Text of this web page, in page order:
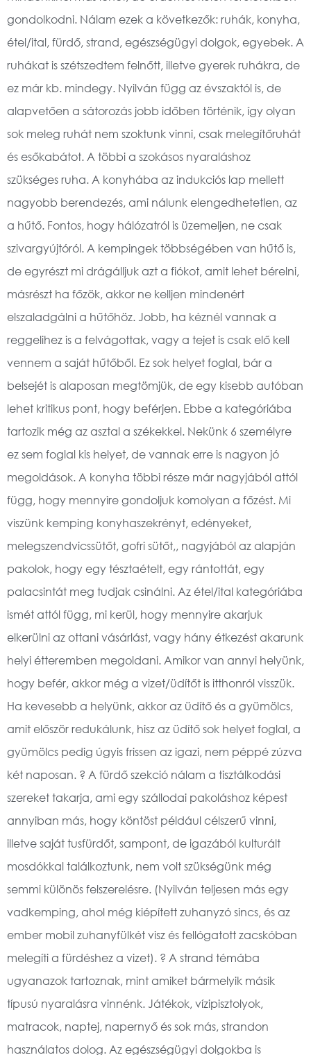
gondolkodni. Nálam ezek a következők: ruhák, konyha,
étel/ital, fürdő, strand, egészségügyi dolgok, egyebek. A
ruhákat is szétszedtem felnőtt, illetve gyerek ruhákra, de
ez már kb. mindegy. Nyilván függ az évszaktól is, de
alapvetően a sátorozás jobb időben történik, így olyan
sok meleg ruhát nem szoktunk vinni, csak melegítőruhát
és esőkabátot. A többi a szokásos nyaraláshoz
szükséges ruha. A konyhába az indukciós lap mellett
nagyobb berendezés, ami nálunk elengedhetetlen, az
a hűtő. Fontos, hogy hálózatról is üzemeljen, ne csak
szivargyújtóról. A kempingek többségében van hűtő is,
de egyrészt mi drágálljuk azt a fiókot, amit lehet bérelni,
másrészt ha főzök, akkor ne kelljen mindenért
elszaladgálni a hűtőhöz. Jobb, ha kéznél vannak a
reggelihez is a felvágottak, vagy a tejet is csak elő kell
vennem a saját hűtőből. Ez sok helyet foglal, bár a
belsejét is alaposan megtömjük, de egy kisebb autóban
lehet kritikus pont, hogy beférjen. Ebbe a kategóriába
tartozik még az asztal a székekkel. Nekünk 6 személyre
ez sem foglal kis helyet, de vannak erre is nagyon jó
megoldások. A konyha többi része már nagyjából attól
függ, hogy mennyire gondoljuk komolyan a főzést. Mi
viszünk kemping konyhaszekrényt, edényeket,
melegszendvicssütőt, gofri sütőt,, nagyjából az alapján
pakolok, hogy egy tésztaételt, egy rántottát, egy
palacsintát meg tudjak csinálni. Az étel/ital kategóriába
ismét attól függ, mi kerül, hogy mennyire akarjuk
elkerülni az ottani vásárlást, vagy hány étkezést akarunk
helyi étteremben megoldani. Amikor van annyi helyünk,
hogy befér, akkor még a vizet/üdítőt is itthonról visszük.
Ha kevesebb a helyünk, akkor az üdítő és a gyümölcs,
amit először redukálunk, hisz az üdítő sok helyet foglal, a
gyümölcs pedig úgyis frissen az igazi, nem péppé zúzva
két naposan. ? A fürdő szekció nálam a tisztálkodási
szereket takarja, ami egy szállodai pakoláshoz képest
annyiban más, hogy köntöst például célszerű vinni,
illetve saját tusfürdőt, sampont, de igazából kulturált
mosdókkal találkoztunk, nem volt szükségünk még
semmi különös felszerelésre. (Nyilván teljesen más egy
vadkemping, ahol még kiépített zuhanyzó sincs, és az
ember mobil zuhanyfülkét visz és fellógatott zacskóban
melegíti a fürdéshez a vizet). ? A strand témába
ugyanazok tartoznak, mint amiket bármelyik másik
típusú nyaralásra vinnénk. Játékok, vízipisztolyok,
matracok, naptej, napernyő és sok más, strandon
használatos dolog. Az egészségügyi dolgokba is